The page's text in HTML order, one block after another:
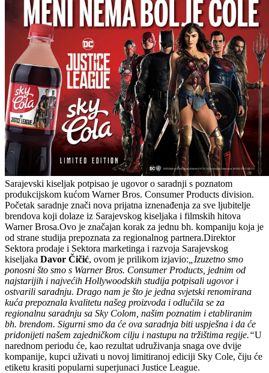
Sarajevski kiseljak potpisao je ugovor o saradnji s poznatom
produkcijskom kućom Warner Bros. Consumer Products division.
Početak saradnje znači nova prijatna iznenađenja za sve ljubitelje
brendova koji dolaze iz Sarajevskog kiseljaka i filmskih hitova
Warner Brosa.Ovo je značajan korak za jednu bh. kompaniju koja je
od strane studija prepoznata za regionalnog partnera.Direktor
Sektora prodaje i Sektora marketinga i razvoja Sarajevskog
kiseljaka Davor Čičić, ovom je prilikom izjavio: „Izuzetno smo
ponosni što smo s Warner Bros. Consumer Products, jednim od
najstarijih i najvećih Hollywoodskih studija potpisali ugovor i
ostvarili saradnju. Drago nam je što je jedna svjetski renomirana
kuća prepoznala kvalitetu našeg proizvoda i odlučila se za
regionalnu saradnju sa Sky Colom, našim poznatim i etabliranim
bh. brendom. Sigurni smo da će ova saradnja biti uspješna i da će
pridonijeti našem zajedničkom cilju i nastupu na tržištima regije.“U
narednom periodu će, kao rezultat udruživanja snaga ove dvije
kompanije, kupci uživati u novoj limitiranoj ediciji Sky Cole, čiju će
etiketu krasiti popularni superjunaci Justice League.